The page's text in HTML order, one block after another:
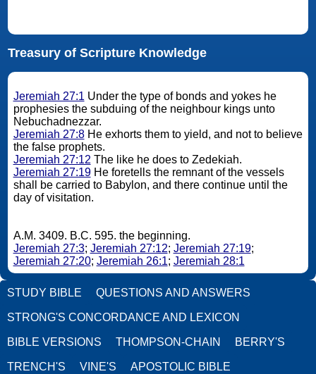
Treasury of Scripture Knowledge
Jeremiah 27:1 Under the type of bonds and yokes he
prophesies the subduing of the neighbour kings unto
Nebuchadnezzar.
Jeremiah 27:8He exhorts them to yield, and not to believe
the false prophets.
Jeremiah 27:12 The like he does to Zedekiah.
Jeremiah 27:19He foretells the remnant of the vessels
shall be carried to Babylon, and there continue until the
day of visitation.
A.M. 3409. B.C. 595. the beginning.
Jeremiah 27:3; Jeremiah 27:12; Jeremiah 27:19;
Jeremiah 27:20; Jeremiah 26:1; Jeremiah 28:1
STUDY BIBLE QUESTIONS AND ANSWERS
STRONG'S CONCORDANCE AND LEXICON
BIBLE VERSIONS THOMPSON-CHAIN BERRY'S
TRENCH'S VINE'S APOSTOLIC BIBLE